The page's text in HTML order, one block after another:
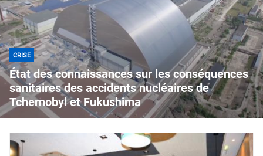
CRISE
État des connaissances sur les conséquences
sanitaires des accidents nucléaires de
Tchernobyl et Fukushima